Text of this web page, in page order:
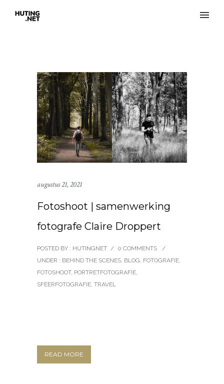
augustus 21, 2021
Fotoshoot | samenwerking
fotografe Claire Droppert
POSTED BY : HUTINGNET / 0 COMMENTS
/
UNDER : BEHIND THE SCENES, BLOG, FOTOGRAFIE,
FOTOSHOOT, PORTRETFOTOGRAFIE,
SFEERFOTOGRAFIE, TRAVEL
READ MORE